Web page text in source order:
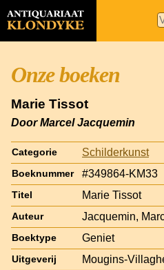
Onze boeken
Marie Tissot
Door Marcel Jacquemin
Categorie Schilderkunst
Boeknummer #349864-KM33
Titel Marie Tissot
Auteur Jacquemin,
Boektype Geniet
Uitgeverij Mougins-